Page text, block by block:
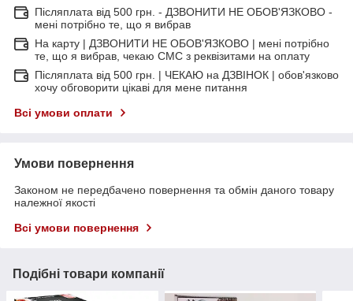
Післяплата від 500 грн. - ДЗВОНИТИ НЕ ОБОВ'ЯЗКОВО -
мені потрібно те, що я вибрав
На карту | ДЗВОНИТИ НЕ ОБОВ'ЯЗКОВО | мені потрібно
те, що я вибрав, чекаю СМС з реквізитами на оплату
Післяплата від 500 грн. | ЧЕКАЮ на ДЗВІНОК | обов'язково
хочу обговорити цікаві для мене питання
Всі умови оплати
Умови повернення
Законом не передбачено повернення та обмін даного товару
належної якості
Всі умови повернення
Подібні товари компанії